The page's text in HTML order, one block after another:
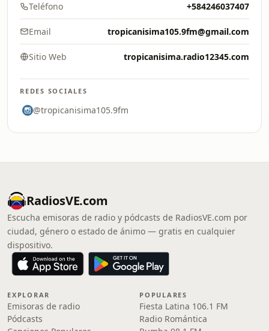
Teléfono +584246037407
Email tropicanisima105.9fm@gmail.com
Sitio Web tropicanisima.radio12345.com
REDES SOCIALES
@tropicanisima105.9fm
RadiosVE.com
Escucha emisoras de radio y pódcasts de RadiosVE.com por
ciudad, género o estado de ánimo — gratis en cualquier
dispositivo.
EXPLORAR
Emisoras de radio
Pódcasts
POPULARES
Fiesta Latina 106.1 FM
Radio Romántica